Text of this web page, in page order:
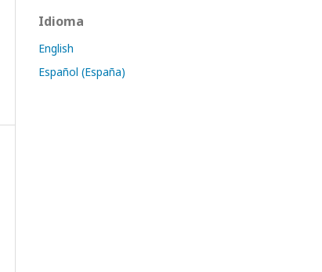
Idioma
English
Español (España)